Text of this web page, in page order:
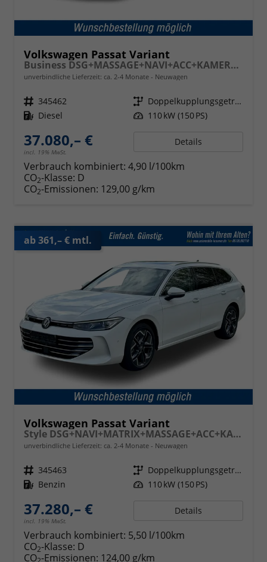
Volkswagen Passat Variant
Business DSG+MASSAGE+NAVI+ACC+KAMERA+LED
unverbindliche Lieferzeit: ca. 2-4 Monate Neuwagen
Fahrzeugnr. 345462 Getriebe
Doppelkupplungsgetriebe (DSG)
Kraftstoff Diesel Leistung 110 kW (150 PS)
37.080,– €
incl. 19% MwSt.
Details
Verbrauch kombiniert: 4,90 l/100km
CO2-Klasse: D
CO2-Emissionen: 129,00 g/km
ab 361,– € mtl.
Volkswagen Passat Variant
Style DSG+NAVI+MATRIX+MASSAGE+ACC+KAMERA
unverbindliche Lieferzeit: ca. 2-4 Monate Neuwagen
Fahrzeugnr. 345463 Getriebe
Doppelkupplungsgetriebe (DSG)
Kraftstoff Benzin Leistung 110 kW (150 PS)
37.280,– €
incl. 19% MwSt.
Details
Verbrauch kombiniert: 5,50 l/100km
CO2-Klasse: D
CO -Emissionen: 124,00 g/km